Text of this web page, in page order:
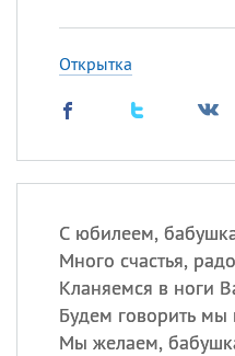
Открытка
С юбилеем,
Много счастья,
Кланяемся в ноги
Будем говорить мы
Мы желаем,